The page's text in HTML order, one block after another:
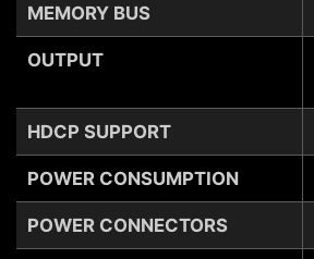
MEMORY BUS
OUTPUT
HDCP SUPPORT
POWER CONSUMPTION
POWER CONNECTORS